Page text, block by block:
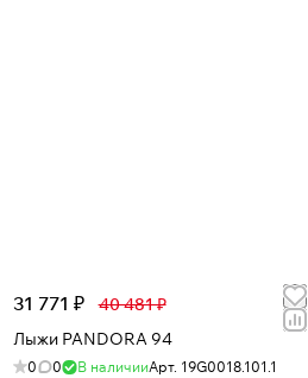
31 771 ₽
40 481 ₽
Лыжи PANDORA 94
0 0 В наличииАрт. 19G0018.101.1